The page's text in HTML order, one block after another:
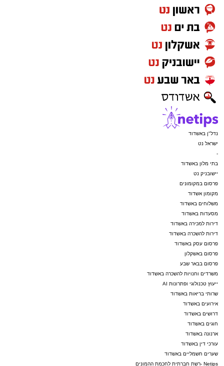
נדל"ן באשדוד
ישראל נט
-
בתי מלון באשדוד
יישובניק נט
פרסום במקומונים
מקומון אשדוד
משלוחים באשדוד
מסעדות באשדוד
דירות למכירה באשדוד
דירות להשכרה באשדוד
פרסום עסק באשדוד
פרסום באשקלון
פרסום בבאר שבע
משרדים וחנויות להשכרה באשדוד
ייעוץ טכנולוגי ופתרונות AI
שרותי בריאות באשדוד
אירועים באשדוד
דרושים באשדוד
חוגים באשדוד
ארנונה באשדוד
עורכי דין באשדוד
שערים חשמליים באשדוד
Netips -רשת חברתית לחכמת ההמונים